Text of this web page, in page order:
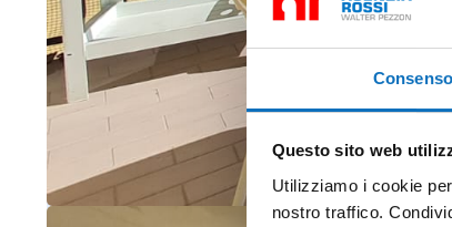
Consenso
Questo sito web
Utilizziamo i cookie
nostro traffico.